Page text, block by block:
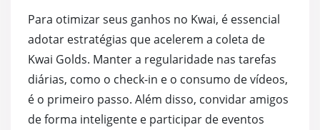
Para otimizar seus ganhos no Kwai, é essencial
adotar estratégias que acelerem a coleta de
Kwai Golds. Manter a regularidade nas tarefas
diárias, como o check-in e o consumo de vídeos,
é o primeiro passo. Além disso, convidar amigos
de forma inteligente e participar de eventos